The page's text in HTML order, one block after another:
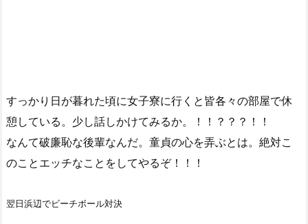
すっかり日が暮れた頃に女子寮に行くと皆各々の部屋で休
憩している。少し話しかけてみるか。！！？？？！！
なんて破廉恥な後輩なんだ。童貞の心を弄ぶとは。絶対こ
のことエッチなことをしてやるぞ！！！
翌日浜辺でビーチボール対決